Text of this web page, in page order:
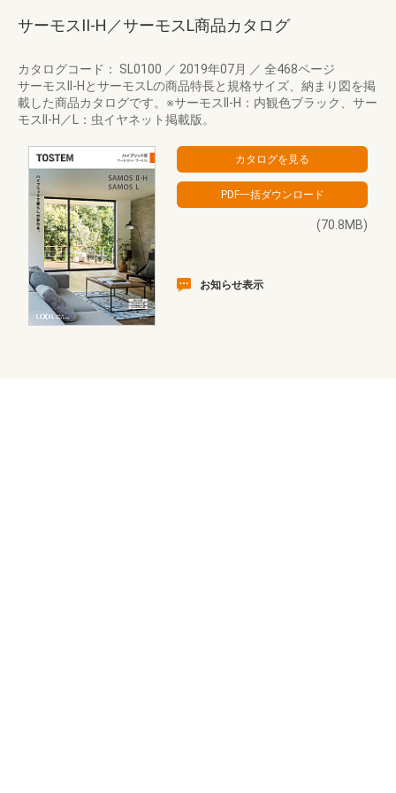
サーモスII-H／サーモスL商品カタログ
カタログコード： SL0100 ／ 2019年07月 ／ 全468ページ
サーモスII-HとサーモスLの商品特長と規格サイズ、納まり図を掲
載した商品カタログです。※サーモスII-H：内観色ブラック、サー
モスII-H／L：虫イヤネット掲載版。
(70.8MB)
お知らせ表示